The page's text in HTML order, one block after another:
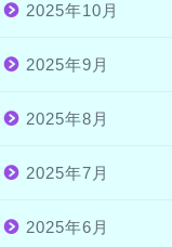
2025年10月
2025年9月
2025年8月
2025年7月
2025年6月